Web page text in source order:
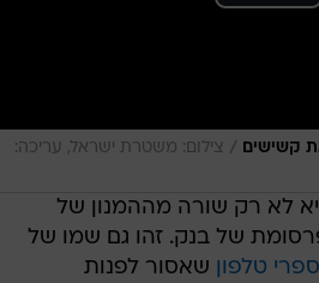
קשישים / צילום: משטרת ישראל, עריכה:
לא רק שורה מההמנון של
של בנק. זהו גם שמו של
טלפון שאסור לפנות